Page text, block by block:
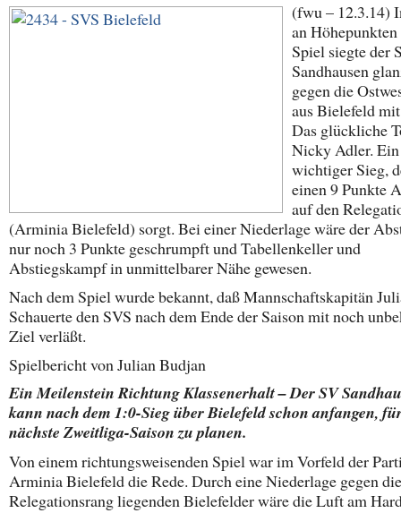
(fwu – 12.3.14)
an
Spiel siegte der
Sandhausen
gegen die
aus Bielefeld
Das glückliche
Nicky Adler. Ein
wichtiger Sieg,
einen 9 Punkte
auf den
(Arminia Bielefeld) sorgt. Bei einer Niederlage wäre der
nur noch 3 Punkte geschrumpft und Tabellenkeller und
Abstiegskampf in unmittelbarer Nähe gewesen.
Nach dem Spiel wurde bekannt, daß Mannschaftskapitän
Schauerte den SVS nach dem Ende der Saison mit noch
Ziel verläßt.
Spielbericht von Julian Budjan
Ein Meilenstein Richtung Klassenerhalt – Der SV
kann nach dem 1:0-Sieg über Bielefeld schon anfangen,
nächste Zweitliga-Saison zu planen.
Von einem richtungsweisenden Spiel war im Vorfeld der
Arminia Bielefeld die Rede. Durch eine Niederlage gegen
Relegationsrang liegenden Bielefelder wäre die Luft am